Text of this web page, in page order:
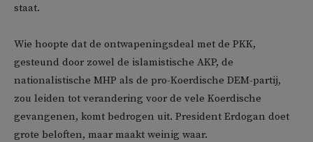
staat.
Wie hoopte dat de ontwapeningsdeal met de PKK,
gesteund door zowel de islamistische AKP, de
nationalistische MHP als de pro-Koerdische DEM-partij,
zou leiden tot verandering voor de vele Koerdische
gevangenen, komt bedrogen uit. President Erdogan doet
grote beloften, maar maakt weinig waar.